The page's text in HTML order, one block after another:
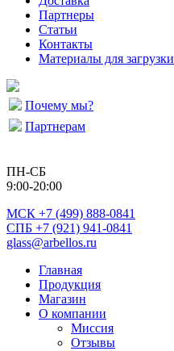
Партнеры
Статьи
Контакты
Материалы для загрузки
Почему мы?
Партнерам
ПН-СБ
9:00-20:00
МСК +7 (499) 888-0841
СПБ +7 (921) 941-0841
glass@arbellos.ru
Главная
Продукция
Магазин
О компании
Миссия
Отзывы